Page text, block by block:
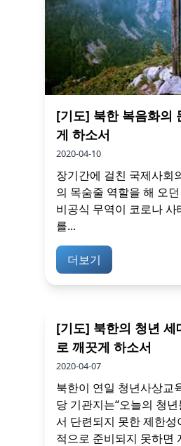
[기도] 북한 복음화의
게 하소서
2020-04-10
장기간에 걸친 국제사회
의 목숨줄 역할을 해 오
비공식 무역이 코로나
를...
더보기